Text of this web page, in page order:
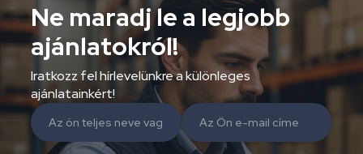
Ne maradj le a legjobb
ajánlatokról!
Iratkozz fel hírlevelünkre a különleges
ajánlatainkért!